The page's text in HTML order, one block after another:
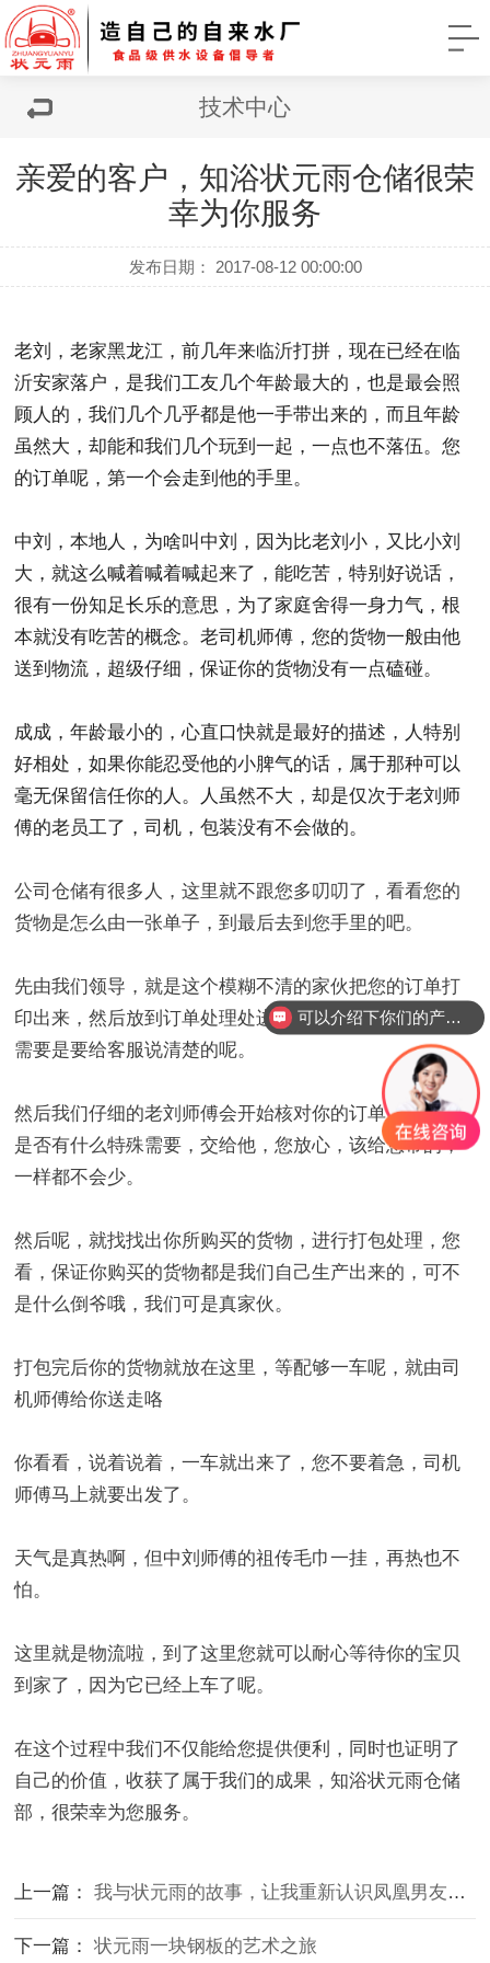
技术中心
亲爱的客户，知浴状元雨仓储很荣
幸为你服务
发布日期： 2017-08-12 00:00:00
老刘，老家黑龙江，前几年来临沂打拼，现在已经在临
沂安家落户，是我们工友几个年龄最大的，也是最会照
顾人的，我们几个几乎都是他一手带出来的，而且年龄
虽然大，却能和我们几个玩到一起，一点也不落伍。您
的订单呢，第一个会走到他的手里。
中刘，本地人，为啥叫中刘，因为比老刘小，又比小刘
大，就这么喊着喊着喊起来了，能吃苦，特别好说话，
很有一份知足长乐的意思，为了家庭舍得一身力气，根
本就没有吃苦的概念。老司机师傅，您的货物一般由他
送到物流，超级仔细，保证你的货物没有一点磕碰。
成成，年龄最小的，心直口快就是最好的描述，人特别
好相处，如果你能忍受他的小脾气的话，属于那种可以
毫无保留信任你的人。人虽然不大，却是仅次于老刘师
傅的老员工了，司机，包装没有不会做的。
公司仓储有很多人，这里就不跟您多叨叨了，看看您的
货物是怎么由一张单子，到最后去到您手里的吧。
先由我们领导，就是这个模糊不清的家伙把您的订单打
印出来，然后放到订单处理处进行排号，所以您要是急
需要是要给客服说清楚的呢。
然后我们仔细的老刘师傅会开始核对你的订单，看看你
是否有什么特殊需要，交给他，您放心，该给您带的，
一样都不会少。
然后呢，就找找出你所购买的货物，进行打包处理，您
看，保证你购买的货物都是我们自己生产出来的，可不
是什么倒爷哦，我们可是真家伙。
打包完后你的货物就放在这里，等配够一车呢，就由司
机师傅给你送走咯
你看看，说着说着，一车就出来了，您不要着急，司机
师傅马上就要出发了。
天气是真热啊，但中刘师傅的祖传毛巾一挂，再热也不
怕。
这里就是物流啦，到了这里您就可以耐心等待你的宝贝
到家了，因为它已经上车了呢。
在这个过程中我们不仅能给您提供便利，同时也证明了
自己的价值，收获了属于我们的成果，知浴状元雨仓储
部，很荣幸为您服务。
上一篇：我与状元雨的故事，让我重新认识凤凰男友的故乡
下一篇：状元雨一块钢板的艺术之旅
可以介绍下你们的产品么？